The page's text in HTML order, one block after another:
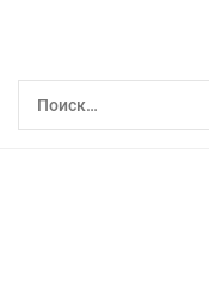
содержимому
Найти: